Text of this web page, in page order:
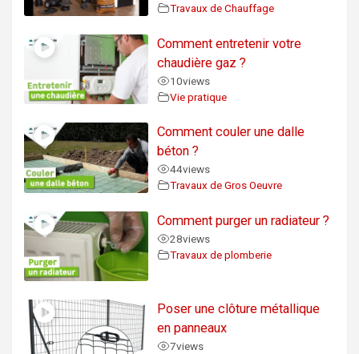
Travaux de Chauffage
Comment entretenir votre
chaudière gaz ?
10views
Vie pratique
Comment couler une dalle
béton ?
44views
Travaux de Gros Oeuvre
Comment purger un radiateur ?
28views
Travaux de plomberie
Poser une clôture métallique
en panneaux
7views